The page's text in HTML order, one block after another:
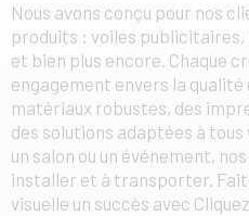
Nous avons conçu pour nos
produits : voiles
et bien plus encore. Chaque
engagement envers la qualité
matériaux robustes, des
des solutions adaptées à tous
un salon ou un événement,
installer et à transporter.
visuelle un succès avec